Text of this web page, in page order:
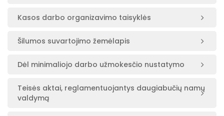
Kasos darbo organizavimo taisyklės
Šilumos suvartojimo žemėlapis
Dėl minimaliojo darbo užmokesčio nustatymo
Teisės aktai, reglamentuojantys daugiabučių namų
valdymą